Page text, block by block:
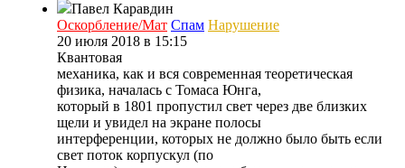
Павел Каравдин
Оскорбление/Мат Спам Нарушение
20 июля 2018 в 15:15
Квантовая
механика, как и вся современная теоретическая
физика, началась с Томаса Юнга,
который в 1801 пропустил свет через две близких
щели и увидел на экране полосы
интерференции, которых не должно было быть если
свет поток корпускул (по